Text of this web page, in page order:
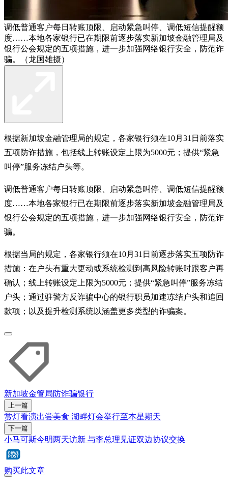
调低普通客户每日转账顶限、启动紧急叫停、调低短信提醒额
度……本地各家银行已在期限前逐步落实新加坡金融管理局及
银行公会规定的五项措施，进一步加强网络银行安全，防范诈
骗。（龙国雄摄）
根据新加坡金融管理局的规定，各家银行须在10月31日前落实
五项防诈措施，包括线上转账设定上限为5000元；提供“紧急
叫停”服务冻结户头等。
调低普通客户每日转账顶限、启动紧急叫停、调低短信提醒额
度……本地各家银行已在期限前逐步落实新加坡金融管理局及
银行公会规定的五项措施，进一步加强网络银行安全，防范诈
骗。
根据当局的规定，各家银行须在10月31日前逐步落实五项防诈
措施：在户头有重大更动或系统检测到高风险转账时跟客户再
确认；线上转账设定上限为5000元；提供“紧急叫停”服务冻结
户头；通过驻警方反诈骗中心的银行职员加速冻结户头和追回
款项；以及提升检测系统以涵盖更多类型的诈骗案。
新加坡金管局防诈骗银行
上一篇
赏灯看演出尝美食 湖畔灯会举行至本星期天
下一篇
小马可斯今明两天访新 与李总理见证双边协议交换
购买此文章